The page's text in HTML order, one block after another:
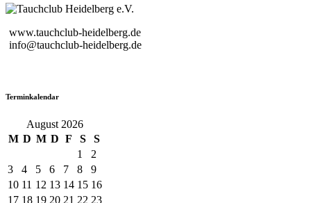
www.tauchclub-heidelberg.de
info@tauchclub-heidelberg.de
Terminkalendar
August 2026
M D M D F S
S
1
2
3
4 5 6 7 8
9
10 11 12 13 14 15 16
17 18 19 20 21 22 23